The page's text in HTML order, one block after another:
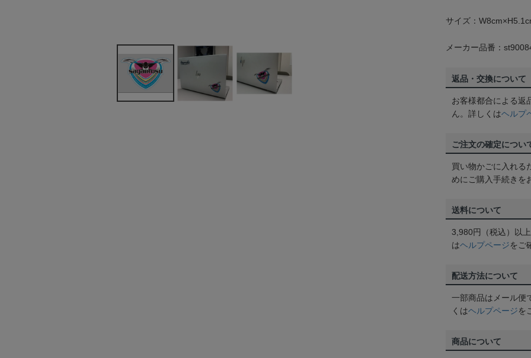
サイズ：
メーカー品番：
返品・交換について
お客様都合による返
ん。詳しくはヘルプ
ご注文の確定につい
買い物かごに入れる
めにご購入手続きを
送料について
3,980円（税込）以
はヘルプページをご
配送方法について
一部商品はメール便
くはヘルプページを
商品について